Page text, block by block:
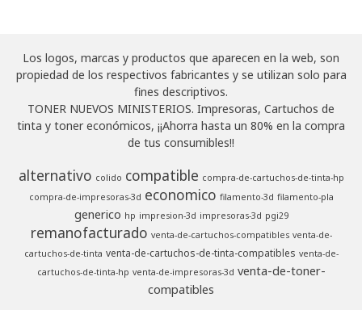
Los logos, marcas y productos que aparecen en la web, son
propiedad de los respectivos fabricantes y se utilizan solo para
fines descriptivos.
TONER NUEVOS MINISTERIOS. Impresoras, Cartuchos de
tinta y toner económicos, ¡¡Ahorra hasta un 80% en la compra
de tus consumibles!!
alternativo colido compatible compra-de-cartuchos-de-tinta-hp
compra-de-impresoras-3d economico filamento-3d filamento-pla
generico hp impresion-3d impresoras-3d pgi29
remanofacturado venta-de-cartuchos-compatibles venta-de-
cartuchos-de-tinta venta-de-cartuchos-de-tinta-compatibles venta-de-
cartuchos-de-tinta-hp venta-de-impresoras-3d venta-de-toner-
compatibles